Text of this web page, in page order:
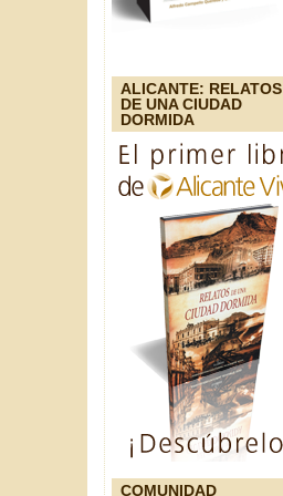
ALICANTE: RELATOS
DE UNA CIUDAD
DORMIDA
COMUNIDAD